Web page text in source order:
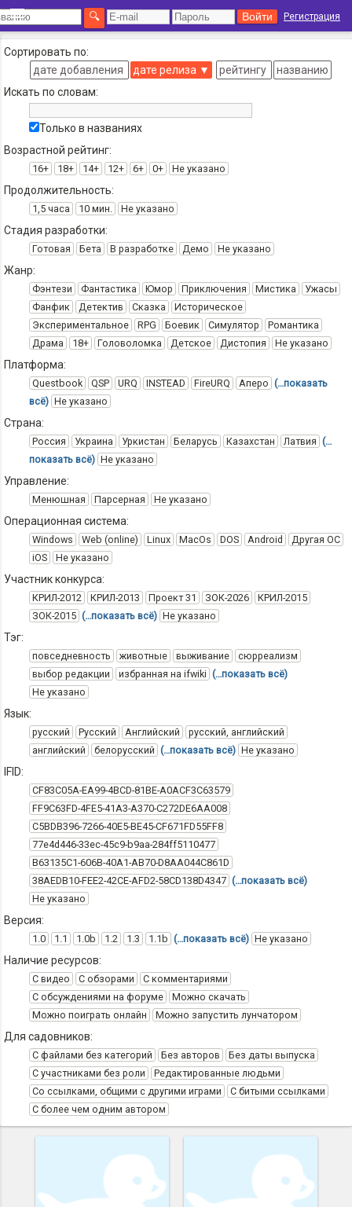
Регистрация
Сортировать по:
дате добавления
дате релиза ▼ рейтингу
названию
Искать по словам:
Только в названиях
Возрастной рейтинг:
16+ 18+ 14+ 12+ 6+ 0+ Не указано
Продолжительность:
1,5 часа 10 мин. Не указано
Стадия разработки:
Готовая Бета В разработке Демо Не указано
Жанр:
Фэнтези Фантастика Юмор Приключения Мистика
Ужасы
Фанфик
Детектив Сказка
Историческое
Экспериментальное
RPG Боевик Симулятор
Романтика
Драма
18+ Головоломка Детское Дистопия Не указано
Платформа:
Questbook QSP URQ INSTEAD FireURQ Аперо (…показать
всё) Не указано
Страна:
Россия Украина Уркистан Беларусь Казахстан Латвия (…
показать всё) Не указано
Управление:
Менюшная Парсерная Не указано
Операционная система:
Windows Web (online) Linux MacOs DOS Android
Другая ОС
iOS
Не указано
Участник конкурса:
КРИЛ-2012 КРИЛ-2013 Проект 31 ЗОК-2026
КРИЛ-2015
ЗОК-2015 (…показать всё) Не указано
Тэг:
повседневность животные выживание
сюрреализм
выбор редакции
избранная на ifwiki (…показать всё)
Не указано
Язык:
русский Русский Английский
русский, английский
английский
белорусский (…показать всё) Не указано
IFID:
CF83C05A-EA99-4BCD-81BE-A0ACF3C63579
FF9C63FD-4FE5-41A3-A370-C272DE6AA008
C5BDB396-7266-40E5-BE45-CF671FD55FF8
77e4d446-33ec-45c9-b9aa-284ff5110477
B63135C1-606B-40A1-AB70-D8AA044C861D
38AEDB10-FEE2-42CE-AFD2-58CD138D4347 (…показать всё)
Не указано
Версия:
1.0 1.1 1.0b 1.2 1.3 1.1b (…показать всё) Не указано
Наличие ресурсов:
С видео С обзорами
С комментариями
С обсуждениями на форуме
Можно скачать
Можно поиграть онлайн
Можно запустить лунчатором
Для садовников:
С файлами без категорий Без авторов
Без даты выпуска
С участниками без роли
Редактированные людьми
Со ссылками, общими с другими играми
С битыми ссылками
С более чем одним автором